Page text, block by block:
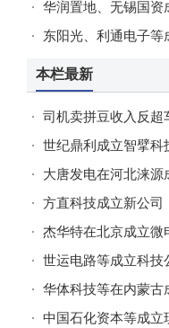
华润置地、无锡国资
东阳光、利通电子等
本栏最新
司机卖拼豆收入反超车费！拼豆
世纪鼎利成立智擘科
大唐发电在河北涞源
方直科技成立新公司
杰华特在北京成立微
世运电路等成立科技
华体科技等在内蒙古
中国石化资本等成立现代石